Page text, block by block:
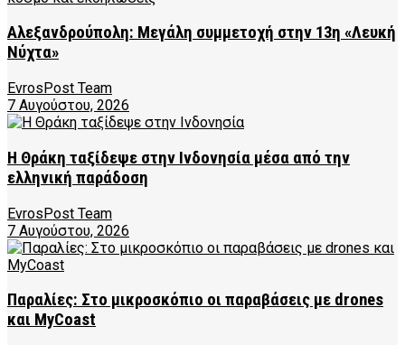
Αλεξανδρούπολη: Μεγάλη συμμετοχή στην 13η «Λευκή
Νύχτα»
EvrosPost Team
7 Αυγούστου, 2026
Η Θράκη ταξίδεψε στην Ινδονησία μέσα από την
ελληνική παράδοση
EvrosPost Team
7 Αυγούστου, 2026
Παραλίες: Στο μικροσκόπιο οι παραβάσεις με drones
και MyCoast